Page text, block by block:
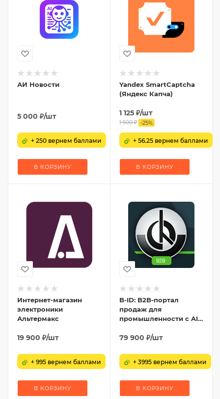
АИ Новости
5 000 ₽/шт
+ 250 вернем баллами
В КОРЗИНУ
Yandex SmartCaptcha
(Яндекс Капча)
1 125 ₽/шт
1 500₽ -25%
+ 56.25 вернем баллами
В КОРЗИНУ
Интернет-магазин
электроники
Альтермакс
19 900 ₽/шт
+ 995 вернем баллами
В КОРЗИНУ
B-ID: B2B-портал
продаж для
промышленности с AI-
спецификаций,
79 900 ₽/шт
+ 3995 вернем баллами
В КОРЗИНУ